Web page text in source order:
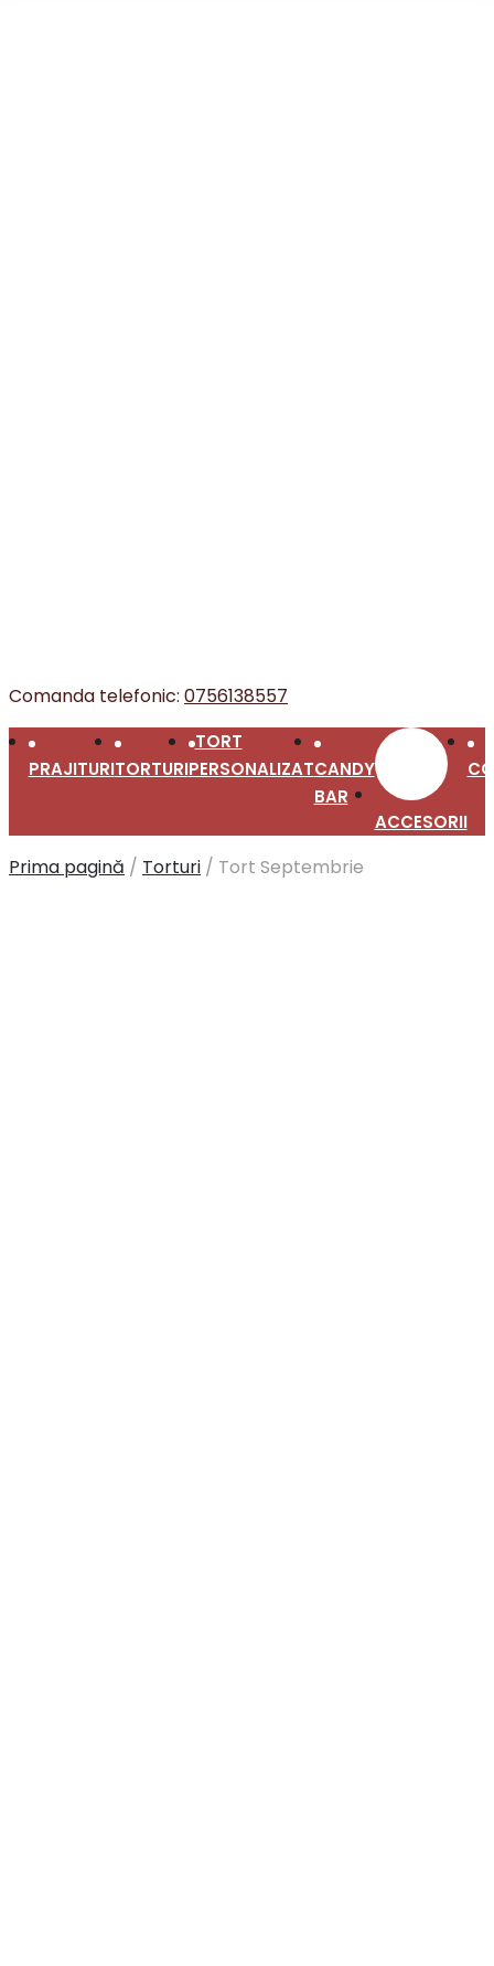
Comanda telefonic: 0756138557
PRAJITURITORTURI
TORT
PERSONALIZATCANDY
BAR
ACCESORII
Prima pagină/Torturi/Tort Septembrie